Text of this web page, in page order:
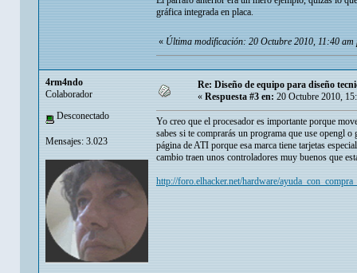
gráfica integrada en placa.
«Última modificación: 20 Octubre 2010, 11:40 am
4rm4ndo
Colaborador
Desconectado
Mensajes: 3.023
Re: Diseño de equipo para diseño
« Respuesta #3 en: 20 Octubre 2010,
Yo creo que el procesador es importante porque
sabes si te comprarás un programa que use opengl
página de ATI porque esa marca tiene tarjetas
cambio traen unos controladores muy buenos que
http://foro.elhacker.net/hardware/